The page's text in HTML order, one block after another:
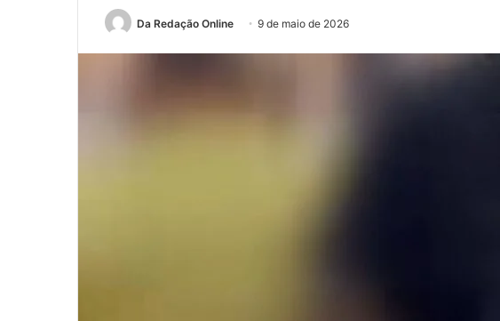
Da Redação Online 9 de maio de 2026